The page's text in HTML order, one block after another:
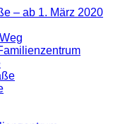
– ab 1. März 2020